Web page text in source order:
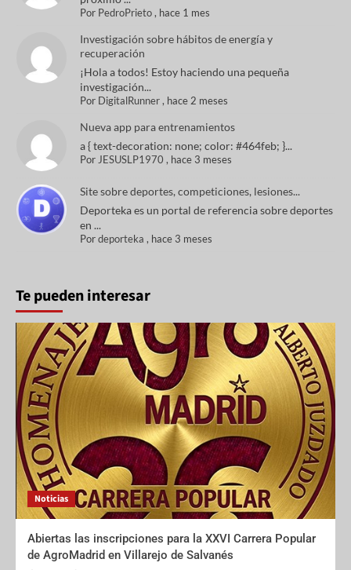
Por PedroPrieto, hace 1 mes
Investigación sobre hábitos de energía y
recuperación
¡Hola a todos! Estoy haciendo una pequeña
investigación...
Por DigitalRunner, hace 2 meses
Nueva app para entrenamientos
a { text-decoration: none; color: #464feb; }...
PorJESUSLP1970 , hace 3 meses
Site sobre deportes, competiciones, lesiones...
Deporteka es un portal de referencia sobre deportes
en ...
Pordeporteka , hace 3 meses
Te pueden interesar
Noticias
Abiertas las inscripciones para la XXVI Carrera Popular
de AgroMadrid en Villarejo de Salvanés